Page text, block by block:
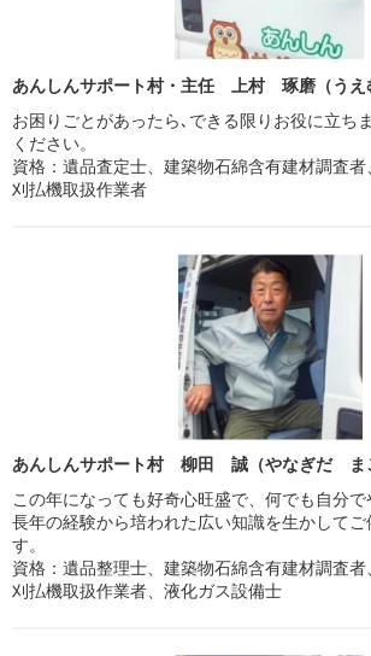
あんしんサポート村・主任 上村 琢磨（うえ
お困りごとがあったら､できる限りお役に立ち
ください。
資格：遺品査定士、建築物石綿含有建材調査者
刈払機取扱作業者
あんしんサポート村 柳田 誠（やなぎだ ま
この年になっても好奇心旺盛で、何でも自分で
長年の経験から培われた広い知識を生かしてご
す。
資格：遺品整理士、建築物石綿含有建材調査者
刈払機取扱作業者、液化ガス設備士